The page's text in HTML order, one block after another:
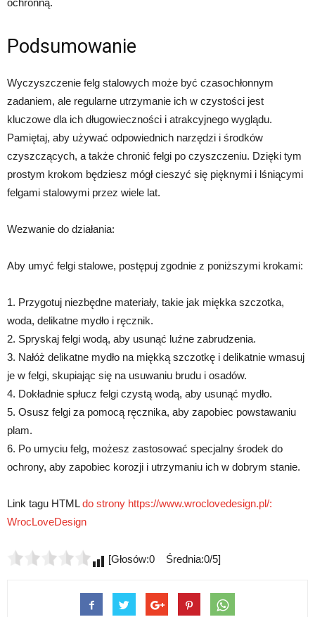
Podsumowanie
Wyczyszczenie felg stalowych może być czasochłonnym
zadaniem, ale regularne utrzymanie ich w czystości jest
kluczowe dla ich długowieczności i atrakcyjnego wyglądu.
Pamiętaj, aby używać odpowiednich narzędzi i środków
czyszczących, a także chronić felgi po czyszczeniu. Dzięki tym
prostym krokom będziesz mógł cieszyć się pięknymi i lśniącymi
felgami stalowymi przez wiele lat.
Wezwanie do działania:
Aby umyć felgi stalowe, postępuj zgodnie z poniższymi krokami:
1. Przygotuj niezbędne materiały, takie jak miękka szczotka,
woda, delikatne mydło i ręcznik.
2. Spryskaj felgi wodą, aby usunąć luźne zabrudzenia.
3. Nałóż delikatne mydło na miękką szczotkę i delikatnie wmasuj
je w felgi, skupiając się na usuwaniu brudu i osadów.
4. Dokładnie spłucz felgi czystą wodą, aby usunąć mydło.
5. Osusz felgi za pomocą ręcznika, aby zapobiec powstawaniu
plam.
6. Po umyciu felg, możesz zastosować specjalny środek do
ochrony, aby zapobiec korozji i utrzymaniu ich w dobrym stanie.
Link tagu HTMLdo strony https://www.wroclovedesign.pl/:
WrocLoveDesign
[Głosów:0 Średnia:0/5]